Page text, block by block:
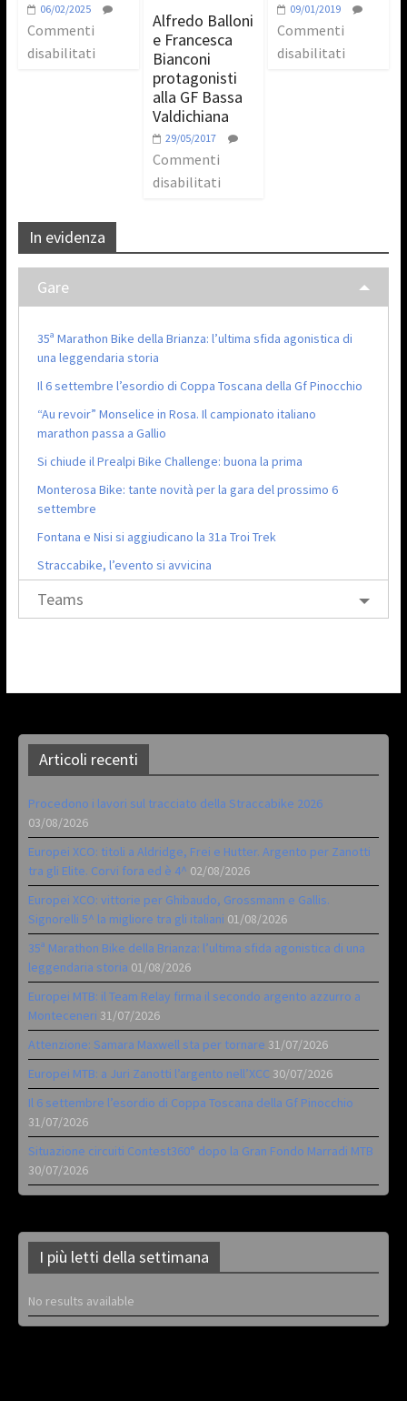
06/02/2025
Commenti
disabilitati
Alfredo Balloni
e Francesca
Bianconi
protagonisti
alla GF Bassa
Valdichiana
29/05/2017
Commenti
disabilitati
09/01/2019
Commenti
disabilitati
In evidenza
Gare
35ª Marathon Bike della Brianza: l’ultima sfida agonistica di
una leggendaria storia
Il 6 settembre l’esordio di Coppa Toscana della Gf Pinocchio
“Au revoir” Monselice in Rosa. Il campionato italiano
marathon passa a Gallio
Si chiude il Prealpi Bike Challenge: buona la prima
Monterosa Bike: tante novità per la gara del prossimo 6
settembre
Fontana e Nisi si aggiudicano la 31a Troi Trek
Straccabike, l’evento si avvicina
Teams
Articoli recenti
Procedono i lavori sul tracciato della Straccabike 2026
03/08/2026
Europei XCO: titoli a Aldridge, Frei e Hutter. Argento per Zanotti
tra gli Elite. Corvi fora ed è 4^ 02/08/2026
Europei XCO: vittorie per Ghibaudo, Grossmann e Gallis.
Signorelli 5^ la migliore tra gli italiani 01/08/2026
35ª Marathon Bike della Brianza: l’ultima sfida agonistica di una
leggendaria storia 01/08/2026
Europei MTB: il Team Relay firma il secondo argento azzurro a
Monteceneri 31/07/2026
Attenzione: Samara Maxwell sta per tornare 31/07/2026
Europei MTB: a Juri Zanotti l’argento nell’XCC 30/07/2026
Il 6 settembre l’esordio di Coppa Toscana della Gf Pinocchio
31/07/2026
Situazione circuiti Contest360° dopo la Gran Fondo Marradi MTB
30/07/2026
I più letti della settimana
No results available